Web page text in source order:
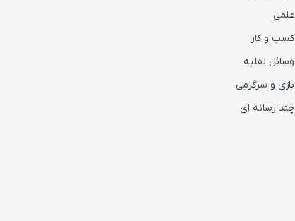
علمی
کسب و کار
وسائل نقلیه
بازی و سرگرمی
چند رسانه ای